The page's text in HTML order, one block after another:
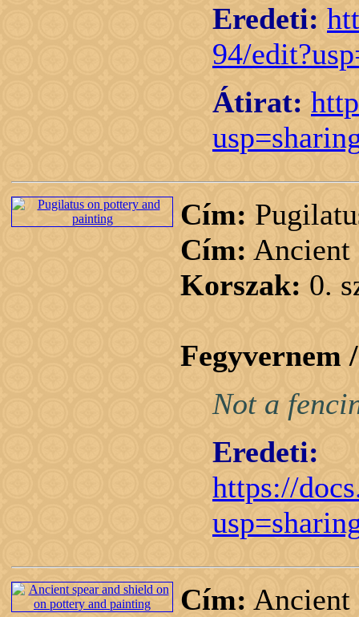
Eredeti:
94/
Átirat:
Cím:
Cím: Ancient
Korszak: 0.
Fegyvernem
Not a
Eredeti:
https://
Cím: Ancient